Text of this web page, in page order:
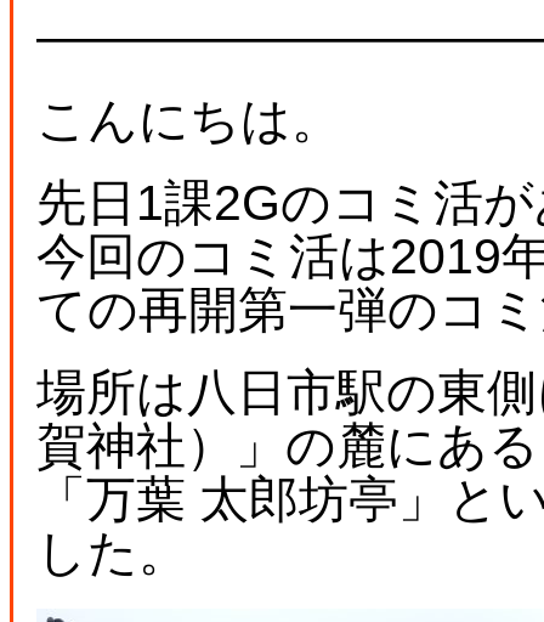
こんにちは。
先日1課2Gのコミ活
今回のコミ活は2019
ての再開第一弾のコ
場所は八日市駅の東
賀神社）」の麓にある
「万葉 太郎坊亭」と
した。